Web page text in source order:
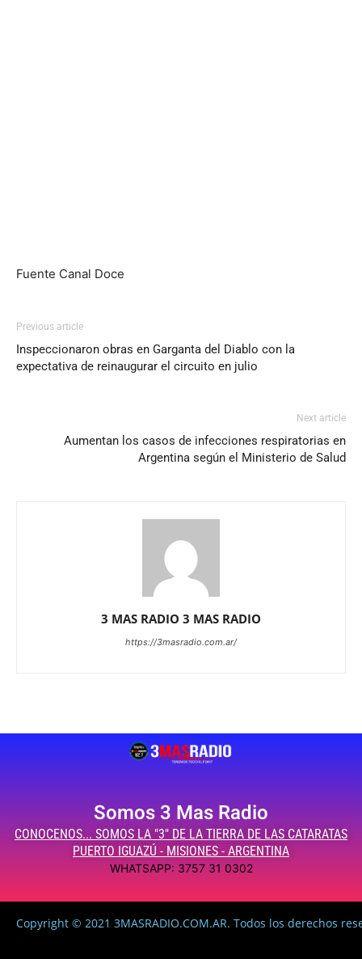
Fuente Canal Doce
Previous article
Inspeccionaron obras en Garganta del Diablo con la
expectativa de reinaugurar el circuito en julio
Next article
Aumentan los casos de infecciones respiratorias en
Argentina según el Ministerio de Salud
3 MAS RADIO 3 MAS RADIO
https://3masradio.com.ar/
Somos 3 Mas Radio
CONOCENOS... SOMOS LA "3" DE LA TIERRA DE LAS CATARATAS
PUERTO IGUAZÚ - MISIONES - ARGENTINA
WHATSAPP: 3757 31 0302
Copyright © 2021 3MASRADIO.COM.AR. Todos los derechos